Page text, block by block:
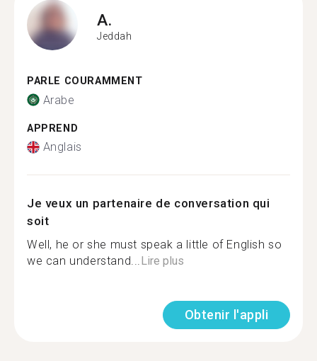
A.
Jeddah
PARLE COURAMMENT
Arabe
APPREND
Anglais
Je veux un partenaire de conversation qui
soit
Well, he or she must speak a little of English so
we can understand...Lire plus
Obtenir l'appli